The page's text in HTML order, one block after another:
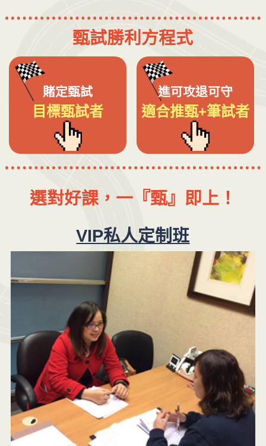
甄試勝利方程式
賭定甄試
目標甄試者
進可攻退可守
適合推甄+筆試者
選對好課，一『甄』即上！
VIP私人定制班